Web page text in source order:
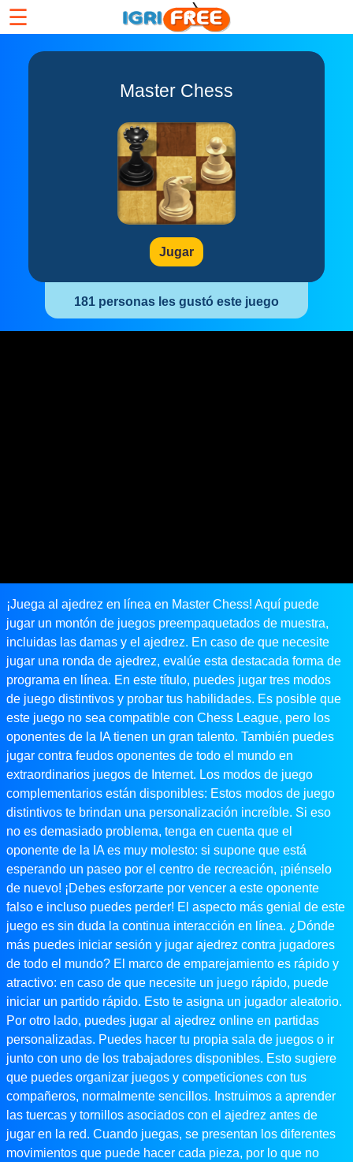
☰
Master Chess
Jugar
181 personas les gustó este juego
¡Juega al ajedrez en línea en Master Chess! Aquí puede
jugar un montón de juegos preempaquetados de muestra,
incluidas las damas y el ajedrez. En caso de que necesite
jugar una ronda de ajedrez, evalúe esta destacada forma de
programa en línea. En este título, puedes jugar tres modos
de juego distintivos y probar tus habilidades. Es posible que
este juego no sea compatible con Chess League, pero los
oponentes de la IA tienen un gran talento. También puedes
jugar contra feudos oponentes de todo el mundo en
extraordinarios juegos de Internet. Los modos de juego
complementarios están disponibles: Estos modos de juego
distintivos te brindan una personalización increíble. Si eso
no es demasiado problema, tenga en cuenta que el
oponente de la IA es muy molesto: si supone que está
esperando un paseo por el centro de recreación, ¡piénselo
de nuevo! ¡Debes esforzarte por vencer a este oponente
falso e incluso puedes perder! El aspecto más genial de este
juego es sin duda la continua interacción en línea. ¿Dónde
más puedes iniciar sesión y jugar ajedrez contra jugadores
de todo el mundo? El marco de emparejamiento es rápido y
atractivo: en caso de que necesite un juego rápido, puede
iniciar un partido rápido. Esto te asigna un jugador aleatorio.
Por otro lado, puedes jugar al ajedrez online en partidas
personalizadas. Puedes hacer tu propia sala de juegos o ir
junto con uno de los trabajadores disponibles. Esto sugiere
que puedes organizar juegos y competiciones con tus
compañeros, normalmente sencillos. Instruimos a aprender
las tuercas y tornillos asociados con el ajedrez antes de
jugar en la red. Cuando juegas, se presentan los diferentes
movimientos que puede hacer cada pieza, por lo que no